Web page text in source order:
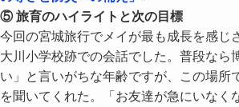
⑤ 旅育のハイライトと次の目標
今回の宮城旅行でメイが最も成長を感じ
大川小学校跡での会話でした。普段なら
い」と言いがちな年齢ですが、この場所
を聞いてくれた。「お友達が急にいなく